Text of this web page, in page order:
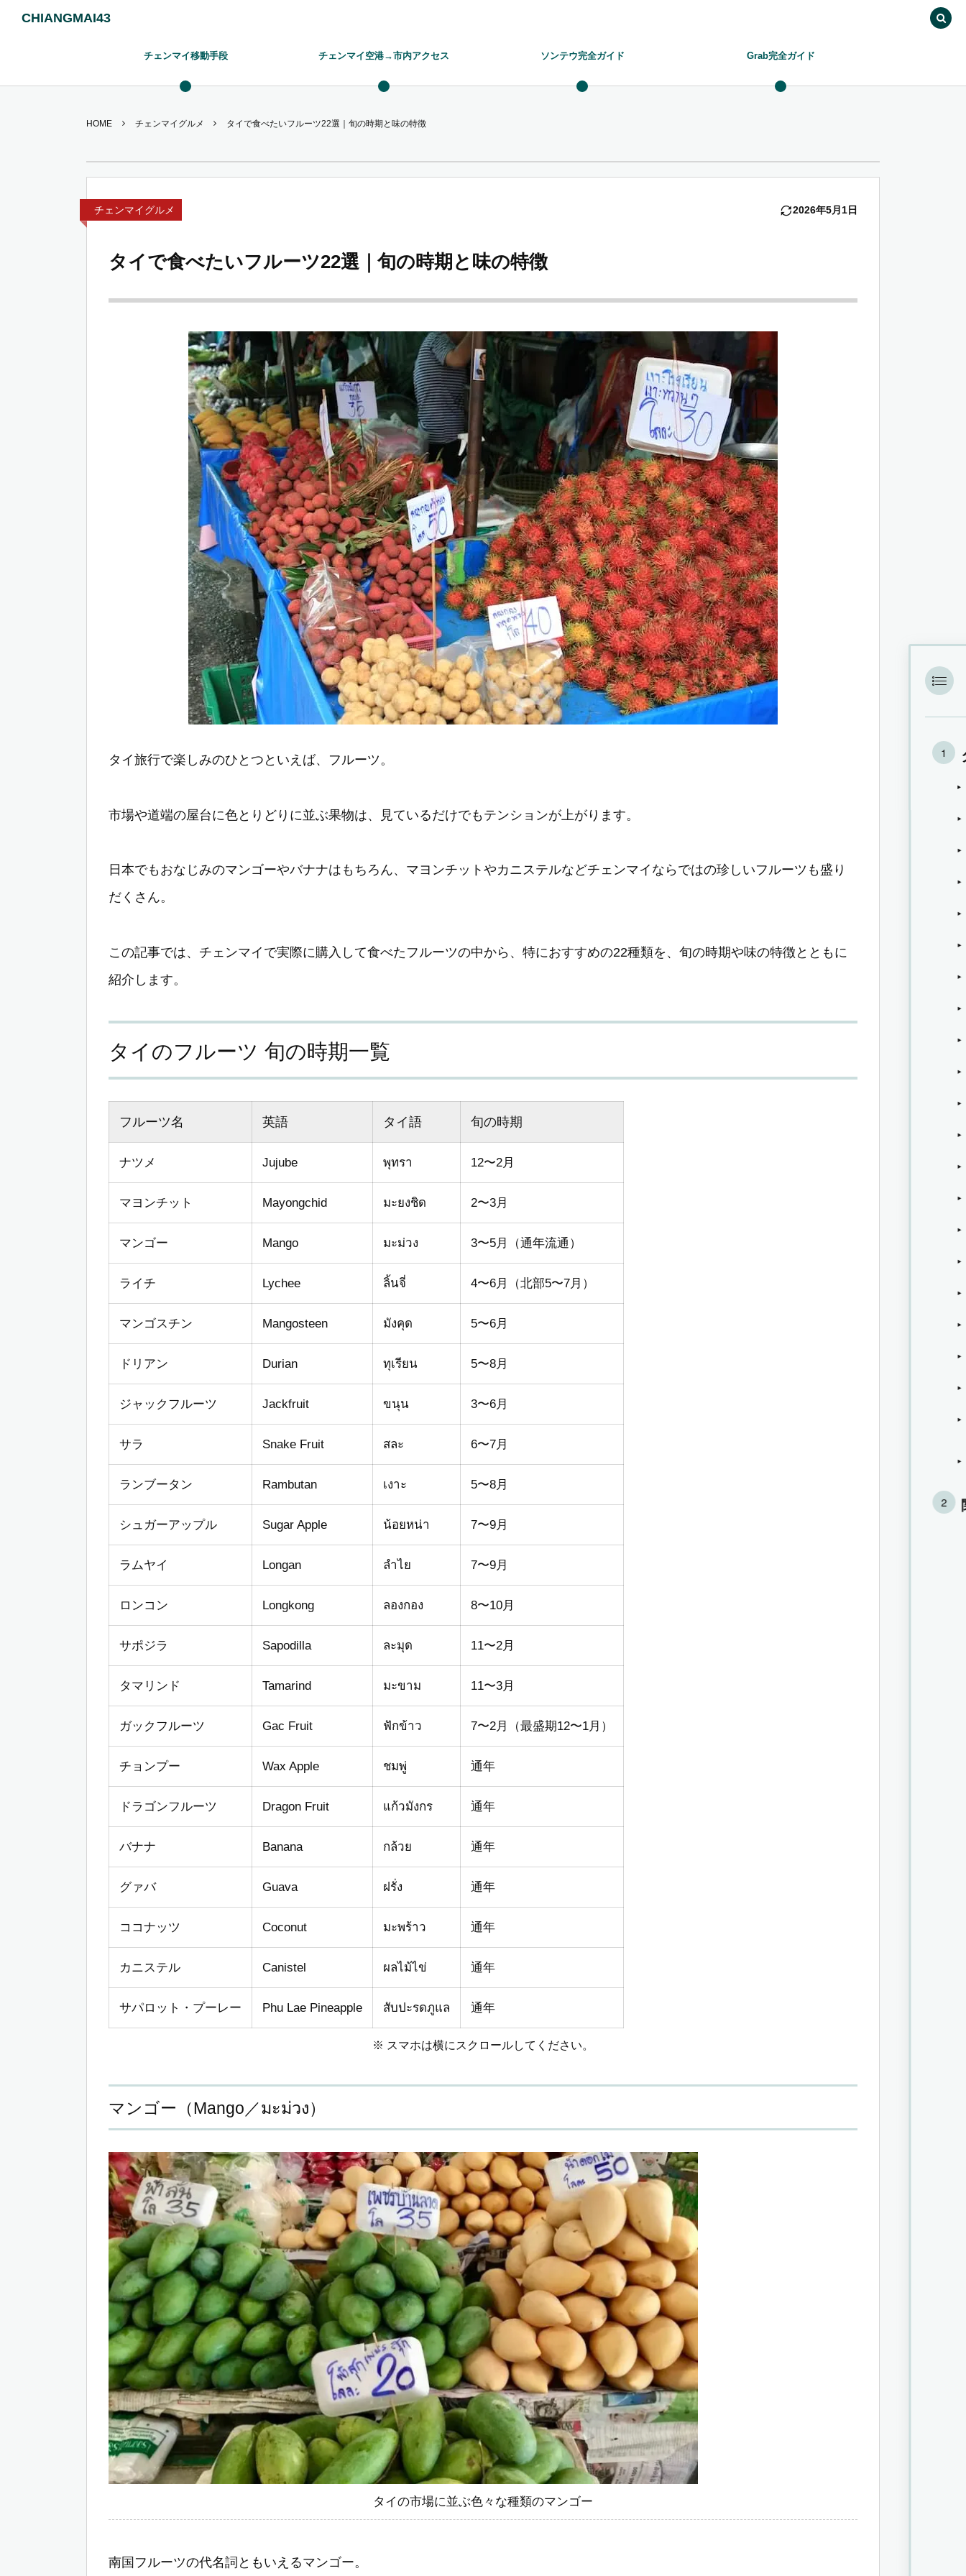
CHIANGMAI43
チェンマイ移動手段 チェンマイ空港→市内アクセス ソンテウ完全ガイド Grab完全ガイド
HOME チェンマイグルメ タイで食べたいフルーツ22選｜旬の時期と味の特徴
チェンマイグルメ 2026年5月1日
タイで食べたいフルーツ22選｜旬の時期と味の特徴
タイ旅行で楽しみのひとつといえば、フルーツ。
市場や道端の屋台に色とりどりに並ぶ果物は、見ているだけでもテンションが上がります。
日本でもおなじみのマンゴーやバナナはもちろん、マヨンチットやカニステルなどチェンマイならではの珍しいフルーツも盛り
だくさん。
この記事では、チェンマイで実際に購入して食べたフルーツの中から、特におすすめの22種類を、旬の時期や味の特徴とともに
紹介します。
タイのフルーツ 旬の時期一覧
フルーツ名 英語 タイ語 旬の時期
ナツメ Jujube พุทรา 12〜2月
マヨンチット Mayongchid มะยงชิด 2〜3月
マンゴー Mango มะม่วง 3〜5月（通年流通）
ライチ Lychee ลิ้นจี่ 4〜6月（北部5〜7月）
マンゴスチン Mangosteen มังคุด 5〜6月
ドリアン Durian ทุเรียน 5〜8月
ジャックフルーツ Jackfruit ขนุน 3〜6月
サラ Snake Fruit สละ 6〜7月
ランブータン Rambutan เงาะ 5〜8月
シュガーアップル Sugar Apple น้อยหน่า 7〜9月
ラムヤイ Longan ลำไย 7〜9月
ロンコン Longkong ลองกอง 8〜10月
サポジラ Sapodilla ละมุด 11〜2月
タマリンド Tamarind มะขาม 11〜3月
ガックフルーツ Gac Fruit ฟักข้าว 7〜2月（最盛期12〜1月）
チョンプー Wax Apple ชมพู่ 通年
ドラゴンフルーツ Dragon Fruit แก้วมังกร 通年
バナナ Banana กล้วย 通年
グァバ Guava ฝรั่ง 通年
ココナッツ Coconut มะพร้าว 通年
カニステル Canistel ผลไม้ไข่ 通年
サパロット・プーレー Phu Lae Pineapple สับปะรดภูแล 通年
※ スマホは横にスクロールしてください。
マンゴー（Mango／มะม่วง）
タイの市場に並ぶ色々な種類のマンゴー
南国フルーツの代名詞ともいえるマンゴー。